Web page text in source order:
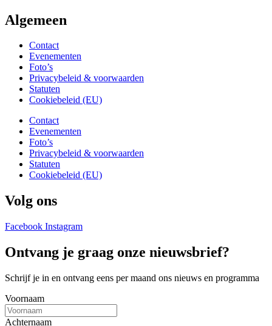
Algemeen
Contact
Evenementen
Foto’s
Privacybeleid & voorwaarden
Statuten
Cookiebeleid (EU)
Contact
Evenementen
Foto’s
Privacybeleid & voorwaarden
Statuten
Cookiebeleid (EU)
Volg ons
Facebook Instagram
Ontvang je graag onze nieuwsbrief?
Schrijf je in en ontvang eens per maand ons nieuws en programma
Voornaam
Achternaam